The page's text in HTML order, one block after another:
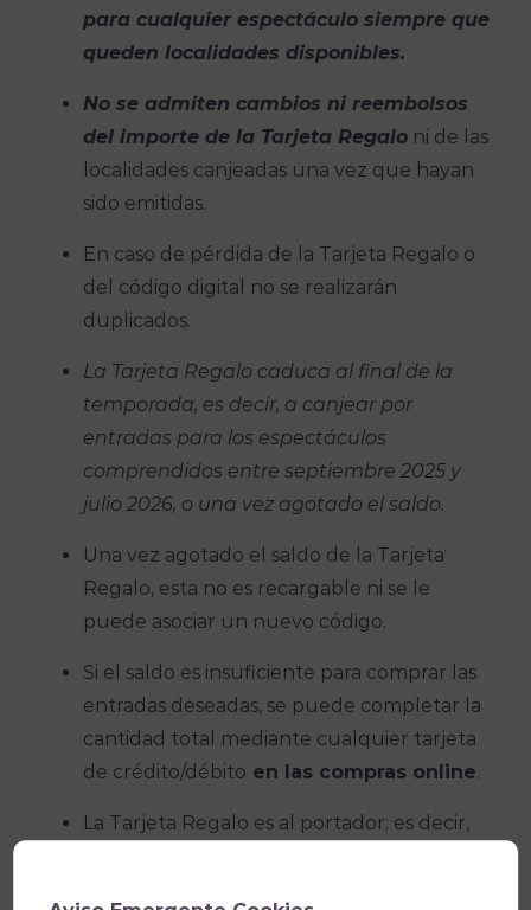
para cualquier espectáculo siempre que
queden localidades disponibles.
No se admiten cambios ni reembolsos
del importe de la Tarjeta Regaloni de las
localidades canjeadas una vez que hayan
sido emitidas.
En caso de pérdida de la Tarjeta Regalo o
del código digital no se realizarán
duplicados.
La Tarjeta Regalo caduca al final de la
temporada, es decir, a canjear por
entradas para los espectáculos
comprendidos entre septiembre 2025 y
julio 2026, o una vez agotado el saldo.
Una vez agotado el saldo de la Tarjeta
Regalo, esta no es recargable ni se le
puede asociar un nuevo código.
Si el saldo es insuficiente para comprar las
entradas deseadas, se puede completar la
cantidad total mediante cualquier tarjeta
de crédito/débito en las compras online.
La Tarjeta Regalo es al portador; es decir,